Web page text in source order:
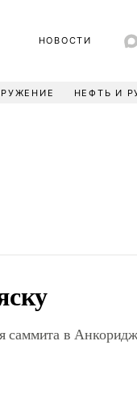
НОВОСТИ
НЕФТЬ И
саммита в